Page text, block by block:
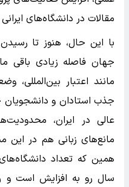
مقالات در دانشگاه‌های
با این حال، هنوز تا
جهان فاصله زیادی باقی
مانند اعتبار بین‌المللی،
جذب استادان و
عالی در ایران،
مانع‌های زبانی هم در این
همین که تعداد
سال رو به افزایش است و